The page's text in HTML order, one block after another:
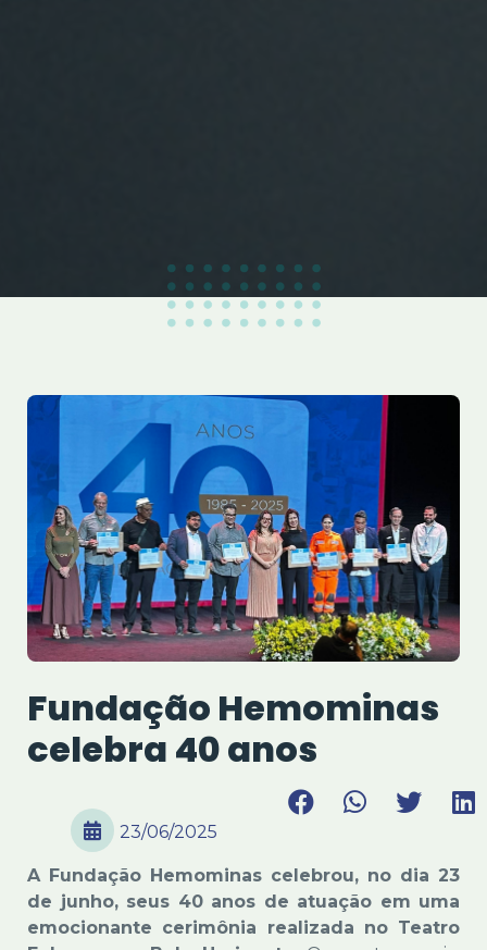
Fundação Hemominas
celebra 40 anos
23/06/2025
A Fundação Hemominas celebrou, no dia 23
de junho, seus 40 anos de atuação em uma
emocionante cerimônia realizada no Teatro